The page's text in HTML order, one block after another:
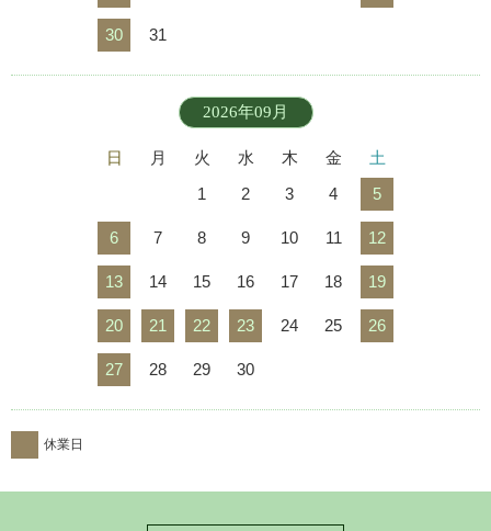
30 31
2026年09月
日 月 火 水 木 金
土
1
2 3 4 5
6 7 8 9 10 11 12
13 14 15 16 17 18 19
20 21 22 23 24 25 26
27 28 29 30
休業日